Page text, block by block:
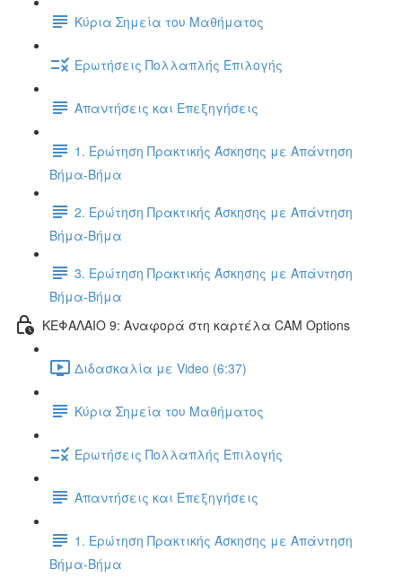
Κύρια Σημεία του Μαθήματος
Ερωτήσεις Πολλαπλής Επιλογής
Απαντήσεις και Επεξηγήσεις
1. Ερώτηση Πρακτικής Άσκησης με Απάντηση
Βήμα-Βήμα
2. Ερώτηση Πρακτικής Άσκησης με Απάντηση
Βήμα-Βήμα
3. Ερώτηση Πρακτικής Άσκησης με Απάντηση
Βήμα-Βήμα
ΚΕΦΑΛΑΙΟ 9: Αναφορά στη καρτέλα CAM Options
Διδασκαλία με Video (6:37)
Κύρια Σημεία του Μαθήματος
Ερωτήσεις Πολλαπλής Επιλογής
Απαντήσεις και Επεξηγήσεις
1. Ερώτηση Πρακτικής Άσκησης με Απάντηση
Βήμα-Βήμα